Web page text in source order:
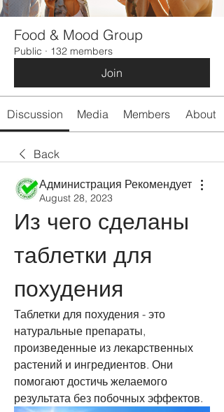
Food & Mood Group
Public · 132 members
Join
Discussion Media Members About
Back
Администрация Рекомендует
August 28, 2023
Из чего сделаны
таблетки для
похудения
Таблетки для похудения - это
натуральные препараты,
произведенные из лекарственных
растений и ингредиентов. Они
помогают достичь желаемого
результата без побочных эффектов.